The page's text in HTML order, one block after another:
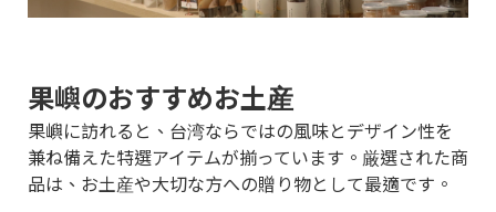
果嶼のおすすめお土産
果嶼に訪れると、台湾ならではの風味とデザイン性を
兼ね備えた特選アイテムが揃っています。厳選された商
品は、お土産や大切な方への贈り物として最適です。